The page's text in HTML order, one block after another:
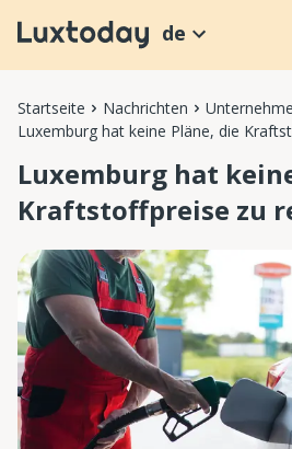
de
Startseite Nachrichten
Luxemburg hat keine Pläne, die
Luxemburg hat
Kraftstoffpreise zu